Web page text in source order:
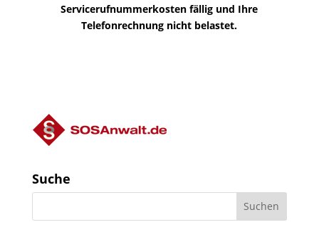
Servicerufnummerkosten fällig und Ihre
Telefonrechnung nicht belastet.
Suche